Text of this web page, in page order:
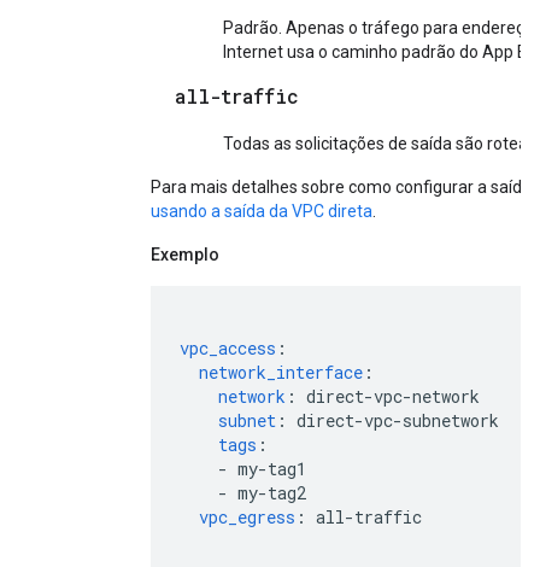
Padrão. Apenas o tráfego para
Internet usa o caminho padrão do App
all-traffic
Todas as solicitações de saída são
Para mais detalhes sobre como configurar a saída
usando a saída da VPC direta
Exemplo
vpc_access :
network_interface :
network : direct-vpc-network
subnet : direct-vpc-subnetwork
tags :
- my-tag1
- my-tag2
vpc_egress : all-traffic